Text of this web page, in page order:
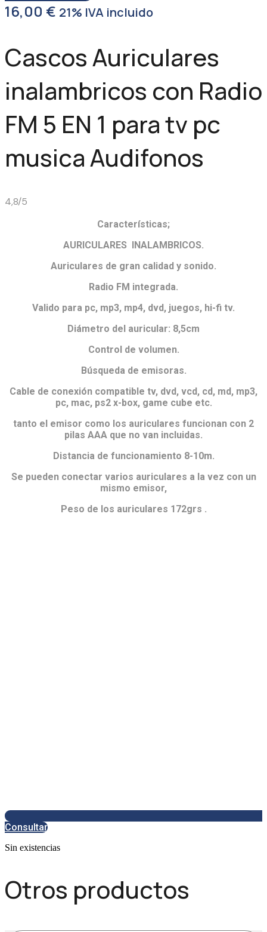
16,00 € 21% IVA incluido
Cascos Auriculares
inalambricos con Radio
FM 5 EN 1 para tv pc
musica Audifonos
4,8/5
Características;
AURICULARES INALAMBRICOS.
Auriculares de gran calidad y sonido.
Radio FM integrada.
Valido para pc, mp3, mp4, dvd, juegos, hi-fi tv.
Diámetro del auricular: 8,5cm
Control de volumen.
Búsqueda de emisoras.
Cable de conexión compatible tv, dvd, vcd, cd, md, mp3,
pc, mac, ps2 x-box, game cube etc.
tanto el emisor como los auriculares funcionan con 2
pilas AAA que no van incluidas.
Distancia de funcionamiento 8-10m.
Se pueden conectar varios auriculares a la vez con un
mismo emisor,
Peso de los auriculares 172grs .
Consultar
Sin existencias
Otros productos